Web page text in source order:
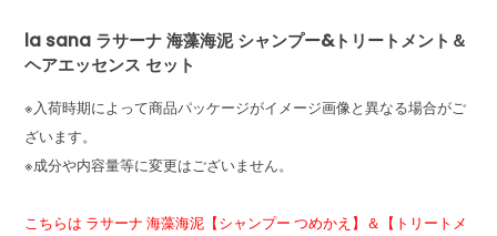
la sana ラサーナ 海藻海泥 シャンプー&トリートメント＆
ヘアエッセンス セット
※入荷時期によって商品パッケージがイメージ画像と異なる場合がご
ざいます。
※成分や内容量等に変更はございません。
こちらは ラサーナ 海藻海泥【シャンプー つめかえ】＆【トリートメ